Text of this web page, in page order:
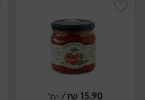
15.90
₪/ יח׳